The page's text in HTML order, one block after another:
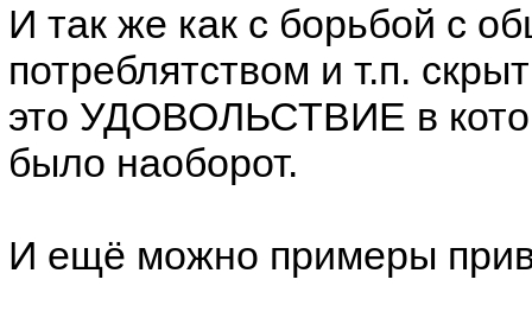
И так же как с борьбой с
потреблятством и т.п.
это УДОВОЛЬСТВИЕ в
было наоборот.
И ещё можно примеры